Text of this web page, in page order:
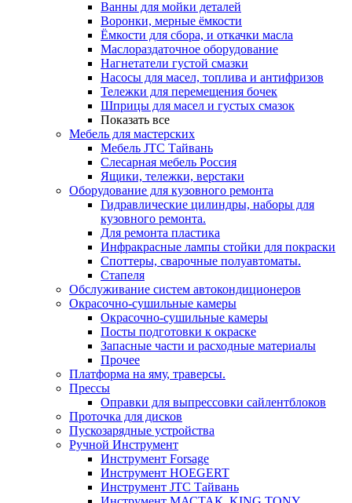
Ванны для мойки деталей
Воронки, мерные ёмкости
Ёмкости для сбора, и откачки масла
Маслораздаточное оборудование
Нагнетатели густой смазки
Насосы для масел, топлива и антифризов
Тележки для перемещения бочек
Шприцы для масел и густых смазок
Показать все
Мебель для мастерских
Мебель JTC Тайвань
Слесарная мебель Россия
Ящики, тележки, верстаки
Оборудование для кузовного ремонта
Гидравлические цилиндры, наборы для
кузовного ремонта.
Для ремонта пластика
Инфракрасные лампы стойки для покраски
Споттеры, сварочные полуавтоматы.
Стапеля
Обслуживание систем автокондиционеров
Окрасочно-сушильные камеры
Окрасочно-сушильные камеры
Посты подготовки к окраске
Запасные части и расходные материалы
Прочее
Платформа на яму, траверсы.
Прессы
Оправки для выпрессовки сайлентблоков
Проточка для дисков
Пускозарядные устройства
Ручной Инструмент
Инструмент Forsage
Инструмент HOEGERT
Инструмент JTC Тайвань